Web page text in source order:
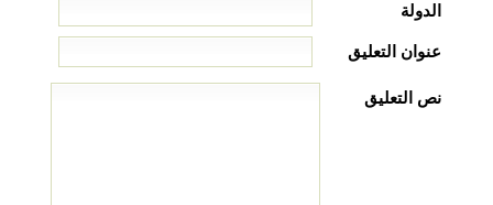
الدولة
عنوان التعليق
نص التعليق